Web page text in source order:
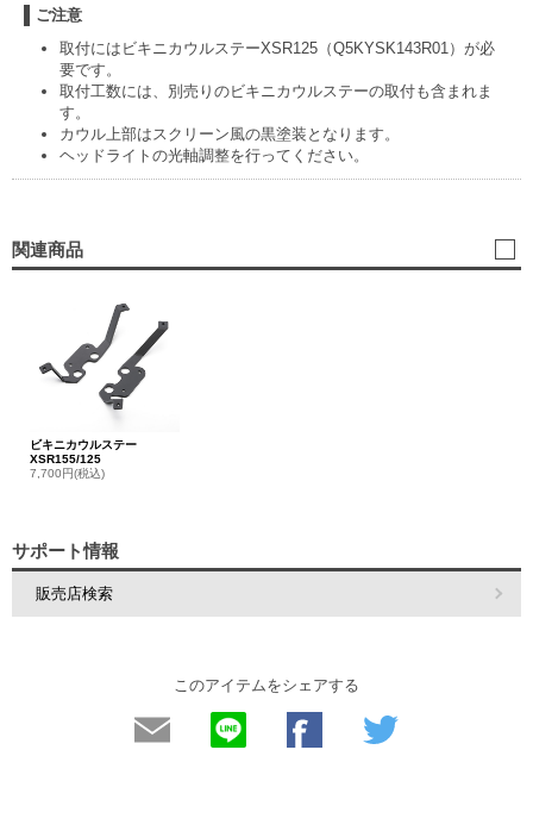
ご注意
取付にはビキニカウルステーXSR125（Q5KYSK143R01）が必
要です。
取付工数には、別売りのビキニカウルステーの取付も含まれま
す。
カウル上部はスクリーン風の黒塗装となります。
ヘッドライトの光軸調整を行ってください。
関連商品
ビキニカウルステー
XSR155/125
7,700円(税込)
サポート情報
販売店検索
このアイテムをシェアする